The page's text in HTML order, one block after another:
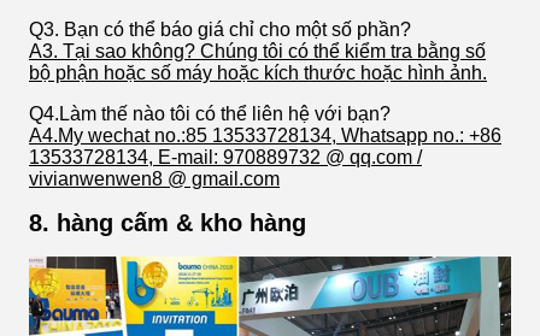
Q3. Bạn có thể báo giá chỉ cho một số phần?
A3. Tại sao không? Chúng tôi có thể kiểm tra bằng số
bộ phận hoặc số máy hoặc kích thước hoặc hình ảnh.
Q4.Làm thế nào tôi có thể liên hệ với bạn?
A4.My wechat no.:85 13533728134, Whatsapp no.: +86
13533728134, E-mail: 970889732 @ qq.com /
vivianwenwen8 @ gmail.com
8. hàng cấm & kho hàng